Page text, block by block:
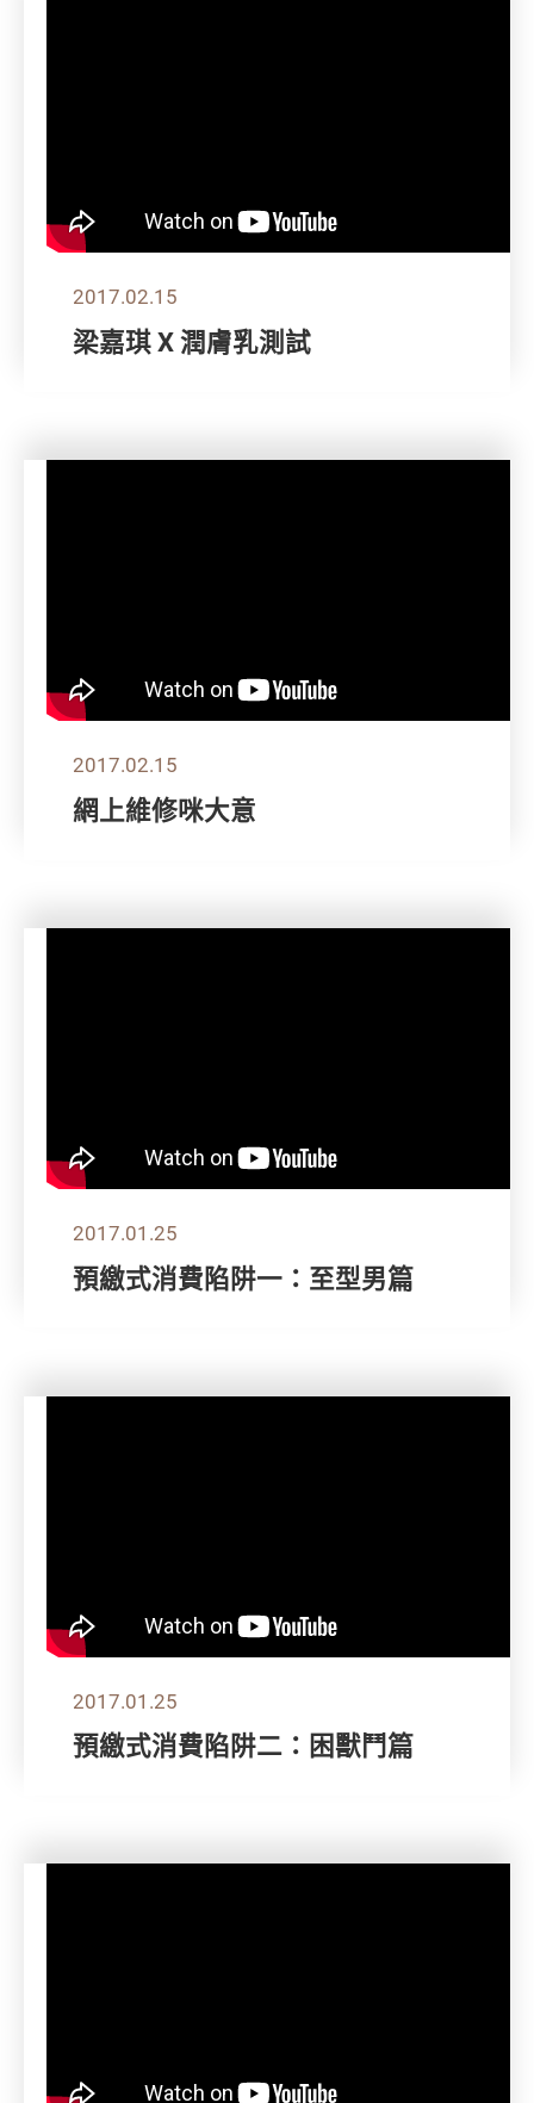
2017.02.15
梁嘉琪 X 潤膚乳測試
2017.02.15
網上維修咪大意
2017.01.25
預繳式消費陷阱一：至型男篇
2017.01.25
預繳式消費陷阱二：困獸鬥篇